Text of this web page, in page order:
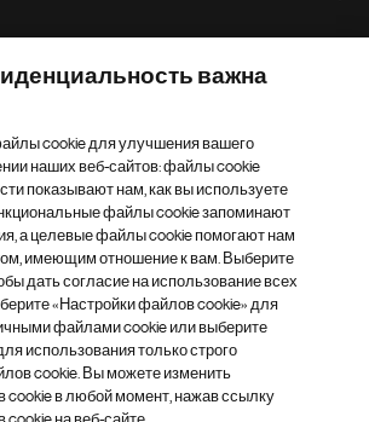
© 2026 Novartis AG
Правила использования
важна
cookie для улучшения вашего
наших веб-сайтов: файлы cookie
показывают нам, как вы используете
файлы cookie запоминают
а целевые файлы cookie помогают нам
имеющим отношение к вам. Выберите
дать согласие на использование всех
«Настройки файлов cookie» для
файлами cookie или выберите
использования только строго
cookie. Вы можете изменить
cookie в любой момент, нажав ссылку